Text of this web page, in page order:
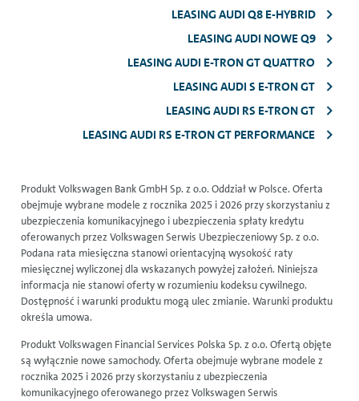
LEASING AUDI Q8 E-HYBRID
LEASING AUDI NOWE Q9
LEASING AUDI E-TRON GT QUATTRO
LEASING AUDI S E-TRON GT
LEASING AUDI RS E-TRON GT
LEASING AUDI RS E-TRON GT PERFORMANCE
Produkt Volkswagen Bank GmbH Sp. z o.o. Oddział w Polsce. Oferta
obejmuje wybrane modele z rocznika 2025 i 2026 przy skorzystaniu z
ubezpieczenia komunikacyjnego i ubezpieczenia spłaty kredytu
oferowanych przez Volkswagen Serwis Ubezpieczeniowy Sp. z o.o.
Podana rata miesięczna stanowi orientacyjną wysokość raty
miesięcznej wyliczonej dla wskazanych powyżej założeń. Niniejsza
informacja nie stanowi oferty w rozumieniu kodeksu cywilnego.
Dostępność i warunki produktu mogą ulec zmianie. Warunki produktu
określa umowa.
Produkt Volkswagen Financial Services Polska Sp. z o.o. Ofertą objęte
są wyłącznie nowe samochody. Oferta obejmuje wybrane modele z
rocznika 2025 i 2026 przy skorzystaniu z ubezpieczenia
komunikacyjnego oferowanego przez Volkswagen Serwis